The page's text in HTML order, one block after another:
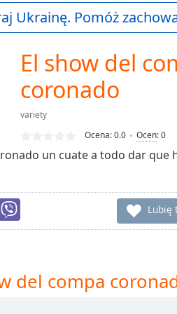
Ukrainę. Pomóż
El show del
coronado
variety
Ocena:0.0 Ocen:0
un cuate a todo dar que
Lubię
del compa